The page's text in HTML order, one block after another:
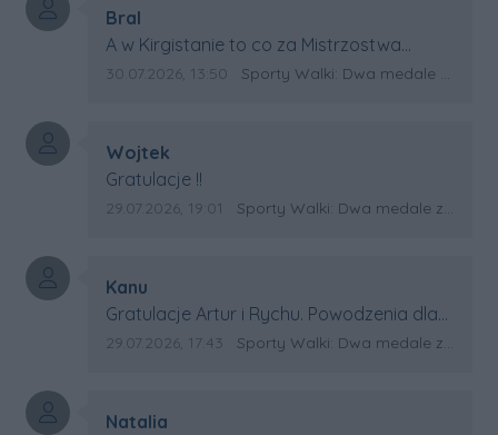
Autor komentarza:
Bral
Treść komentarza:
A w Kirgistanie to co za Mistrzostwa
Swiata?
Data dodania komentarza:
30.07.2026, 13:50 Źródło komentarza:
Sporty Walki: Dwa medale za oceanem
Autor komentarza:
Wojtek
Treść komentarza:
Gratulacje !!
Data dodania komentarza:
29.07.2026, 19:01 Źródło komentarza:
Sporty Walki: Dwa medale za oceanem
Autor komentarza:
Kanu
Treść komentarza:
Gratulacje Artur i Rychu. Powodzenia dla
Kirgistanu.
Data dodania komentarza:
29.07.2026, 17:43 Źródło komentarza:
Sporty Walki: Dwa medale za oceanem
Autor komentarza:
Natalia